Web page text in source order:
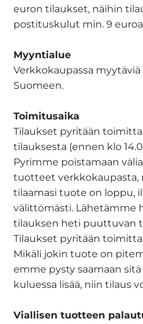
euron tilaukset, näihin
postituskulut min. 9
Myyntialue
Verkkokaupassa
Suomeen.
Toimitusaika
Tilaukset pyritään
tilauksesta (ennen klo
Pyrimme poistamaan
tuotteet verkkokaupasta,
tilaamasi tuote on loppu,
välittömästi. Lähetämme
tilauksen heti puuttuvan
Tilaukset pyritään
Mikäli jokin tuote on
emme pysty saamaan
kuluessa lisää, niin tilaus
Viallisen tuotteen